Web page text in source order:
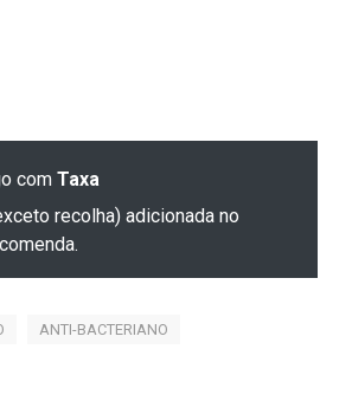
com Taxa
recolha) adicionada no
ANTI-BACTERIANO